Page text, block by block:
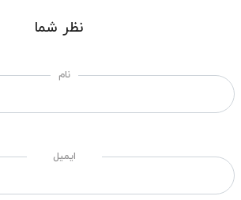
نظر شما
نام
ایمیل